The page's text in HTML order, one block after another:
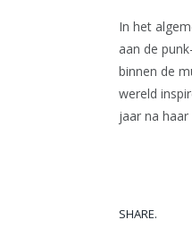
In het
aan de
binnen de
wereld
jaar na
SHARE.